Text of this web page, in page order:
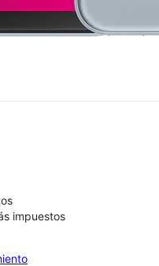
of small thumbnails.
confirmado como disponible
impuestos